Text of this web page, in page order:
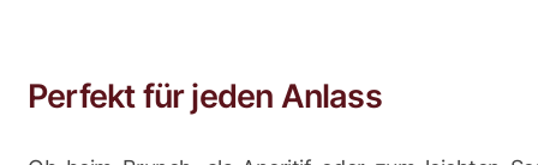
Perfekt für jeden Anlass